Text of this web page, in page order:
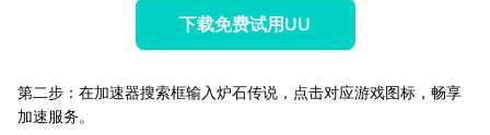
下载免费试用UU
第二步：在加速器搜索框输入炉石传说，点击对应游戏图标，畅享
加速服务。